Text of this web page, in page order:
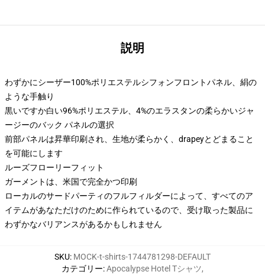
説明
わずかにシーザー100%ポリエステルシフォンフロントパネル、絹の
ような手触り
黒いですか白い96%ポリエステル、4%のエラスタンの柔らかいジャ
ージーのバック パネルの選択
前部パネルは昇華印刷され、生地が柔らかく、drapeyとどまること
を可能にします
ルーズフローリーフィット
ガーメントは、米国で完全かつ印刷
ローカルのサードパーティのフルフィルダーによって、すべてのア
イテムがあなただけのために作られているので、受け取った製品に
わずかなバリアンスがあるかもしれません
SKU: MOCK-t-shirts-1744781298-DEFAULT
カテゴリー:Apocalypse Hotel Tシャツ,